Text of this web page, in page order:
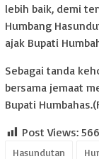
lebih baik, demi
Humbang
ajak Bupati
Sebagai tanda
bersama jemaat
Bupati
Post Views: 566
Hasundutan